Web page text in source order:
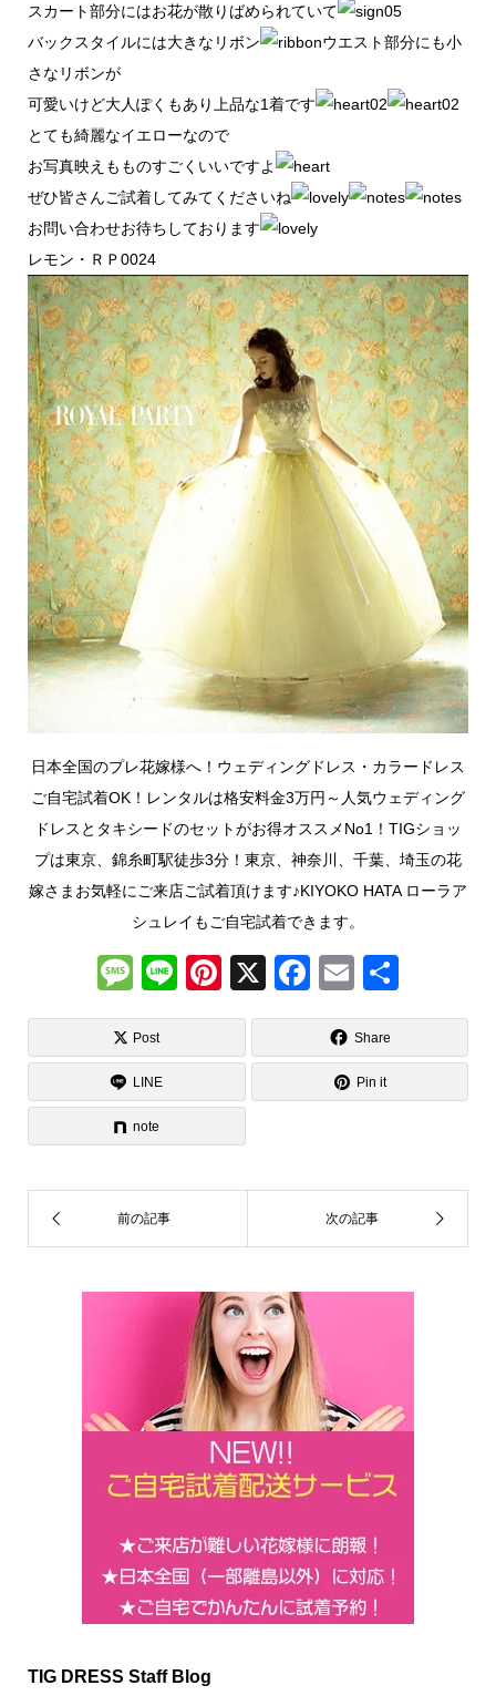
スカート部分にはお花が散りばめられていて
バックスタイルには大きなリボン
ウエスト部分にも小
さなリボンが
可愛いけど大人ぽくもあり上品な1着です
とても綺麗なイエローなので
お写真映えもものすごくいいですよ
ぜひ皆さんご試着してみてくださいね
お問い合わせお待ちしております
レモン・ＲＰ0024
日本全国のプレ花嫁様へ！ウェディングドレス・カラードレス
ご自宅試着OK！レンタルは格安料金3万円～人気ウェディング
ドレスとタキシードのセットがお得オススメNo1！TIGショッ
プは東京、錦糸町駅徒歩3分！東京、神奈川、千葉、埼玉の花
嫁さまお気軽にご来店ご試着頂けます♪KIYOKO HATA ローラア
シュレイもご自宅試着できます。
M
e
ss
a
g
e
Li
n
Pi
nt
st
X
F
a
c
e
b
o
k
E
m
ail
有
Post Share
LINE Pin it
note
TIG DRESS Staff Blog